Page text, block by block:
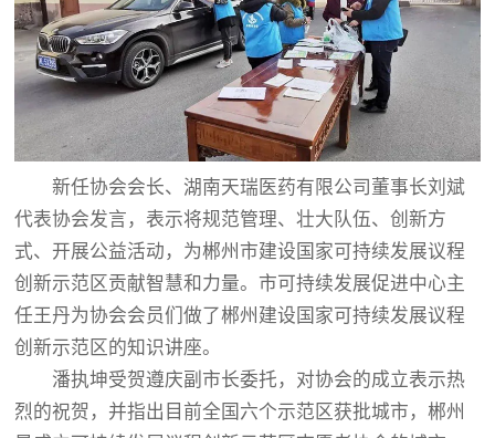
新任协会会长、湖南天瑞医药有限公司董事长刘斌
代表协会发言，表示将规范管理、壮大队伍、创新方
式、开展公益活动，为郴州市建设国家可持续发展议程
创新示范区贡献智慧和力量。市可持续发展促进中心主
任王丹为协会会员们做了郴州建设国家可持续发展议程
创新示范区的知识讲座。
潘执坤受贺遵庆副市长委托，对协会的成立表示热
烈的祝贺，并指出目前全国六个示范区获批城市，郴州